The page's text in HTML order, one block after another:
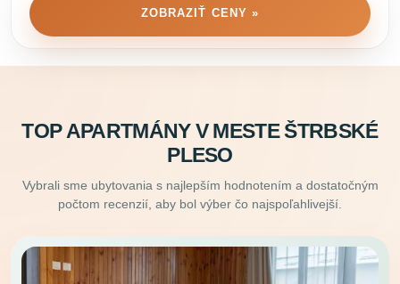
ZOBRAZIŤ CENY »
TOP APARTMÁNY V MESTE ŠTRBSKÉ
PLESO
Vybrali sme ubytovania s najlepším hodnotením a dostatočným
počtom recenzií, aby bol výber čo najspoľahlivejší.